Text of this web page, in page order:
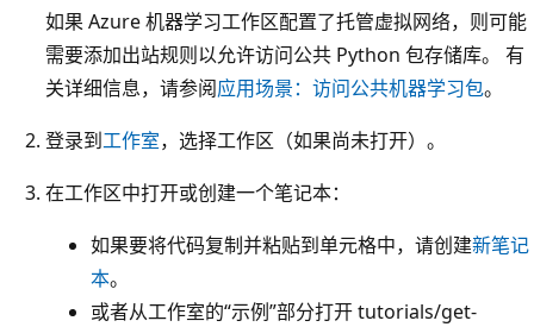
如果 Azure 机器学习工作区配置了托管虚拟网络，则可能
需要添加出站规则以允许访问公共 Python 包存储库。 有
关详细信息，请参阅应用场景：访问公共机器学习包。
登录到工作室，选择工作区（如果尚未打开）。
在工作区中打开或创建一个笔记本：
如果要将代码复制并粘贴到单元格中，请创建新笔记
本。
或者从工作室的“示例”部分打开 tutorials/get-